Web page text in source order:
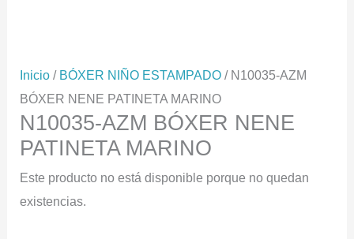
Inicio / BÓXER NIÑO ESTAMPADO / N10035-AZM
BÓXER NENE PATINETA MARINO
N10035-AZM BÓXER NENE
PATINETA MARINO
Este producto no está disponible porque no quedan
existencias.